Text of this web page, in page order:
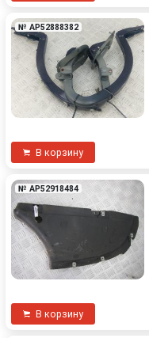
№ AP52888382
В корзину
№ AP52918484
В корзину